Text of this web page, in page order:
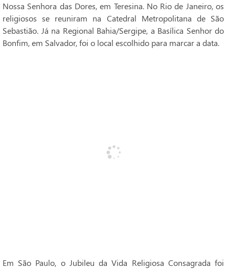
Nossa Senhora das Dores, em Teresina. No Rio de Janeiro, os
religiosos se reuniram na Catedral Metropolitana de São
Sebastião. Já na Regional Bahia/Sergipe, a Basílica Senhor do
Bonfim, em Salvador, foi o local escolhido para marcar a data.
Em São Paulo, o Jubileu da Vida Religiosa Consagrada foi